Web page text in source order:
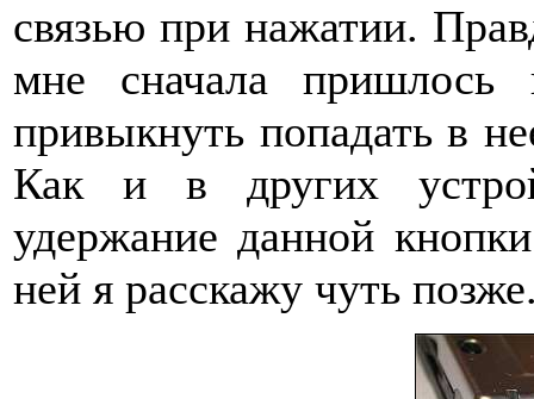
связью при нажатии.
мне сначала пришлось
привыкнуть попадать в
Как и в других
удержание данной
ней я расскажу чуть